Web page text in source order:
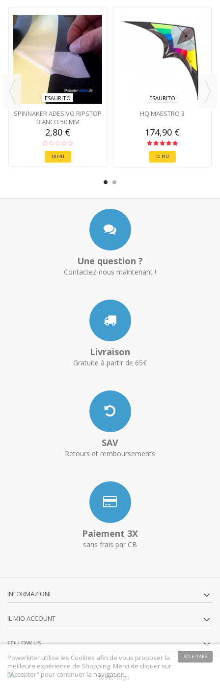
ESAURITO
SPINNAKER ADESIVO RIPSTOP
BIANCO 50 MM
2,80 €
DI PIÙ
ESAURITO
HQ MAESTRO 3
174,90 €
DI PIÙ
Une question ?
Contactez-nous maintenant !
Livraison
Gratuite à partir de 65€
SAV
Retours et remboursements
Paiement 3X
sans frais par CB
INFORMAZIONI
IL MIO ACCOUNT
FOLLOW US
ACCETTARE
Powerkiter utilise les Cookies afin de vous proposer la
meilleure expérience de Shopping. Merci de cliquer sur
"Accepter" pour continuer la navigation.